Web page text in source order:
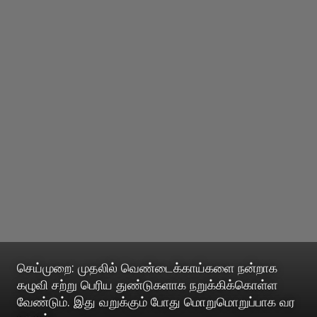
செய்முறை: முதலில் வெண்டைக்காய்களை நன்றாக
கழுவி சற்று பெரிய துண்டுகளாக நறுக்கிக்கொள்ள
வேண்டும். இது வறுக்கும் போது மொறுமொறுப்பாக வர